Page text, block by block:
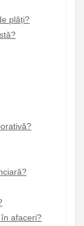
plăți?
afaceri?